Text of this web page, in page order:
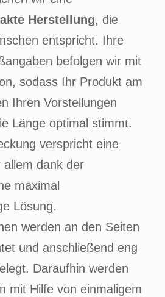
Herstellung, die
entspricht. Ihre
befolgen wir mit
sodass Ihr Produkt am
Ihren Vorstellungen
Länge optimal stimmt.
verspricht eine
allem dank der
maximal
Lösung.
werden an den Seiten
und anschließend eng
Daraufhin werden
mit Hilfe von einmaligem